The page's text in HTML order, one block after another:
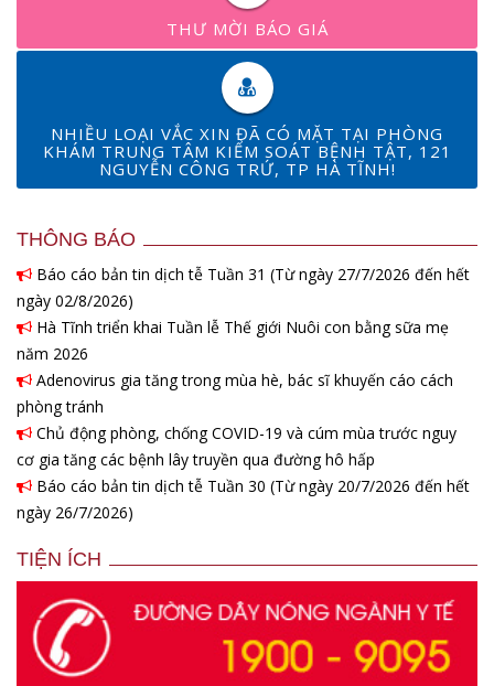
THƯ MỜI BÁO GIÁ
NHIỀU LOẠI VẮC XIN ĐÃ CÓ MẶT TẠI PHÒNG
KHÁM TRUNG TÂM KIỂM SOÁT BỆNH TẬT, 121
NGUYỄN CÔNG TRỨ, TP HÀ TĨNH!
THÔNG BÁO
Báo cáo bản tin dịch tễ Tuần 31 (Từ ngày 27/7/2026 đến hết
ngày 02/8/2026)
Hà Tĩnh triển khai Tuần lễ Thế giới Nuôi con bằng sữa mẹ
năm 2026
Adenovirus gia tăng trong mùa hè, bác sĩ khuyến cáo cách
phòng tránh
Chủ động phòng, chống COVID-19 và cúm mùa trước nguy
cơ gia tăng các bệnh lây truyền qua đường hô hấp
Báo cáo bản tin dịch tễ Tuần 30 (Từ ngày 20/7/2026 đến hết
ngày 26/7/2026)
TIỆN ÍCH